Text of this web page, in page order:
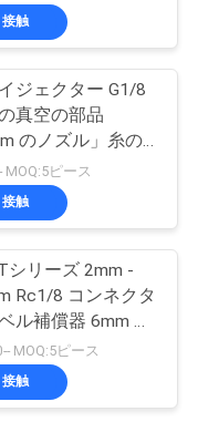
ン
60
接触
ジェクター G1/8
真空の部品
のノズル」糸の
MOQ:5ピース
接触
シリーズ 2mm -
Rc1/8 コンネクタ
ル補償器 6mm バ
ーストロック
MOQ:5ピース
接触